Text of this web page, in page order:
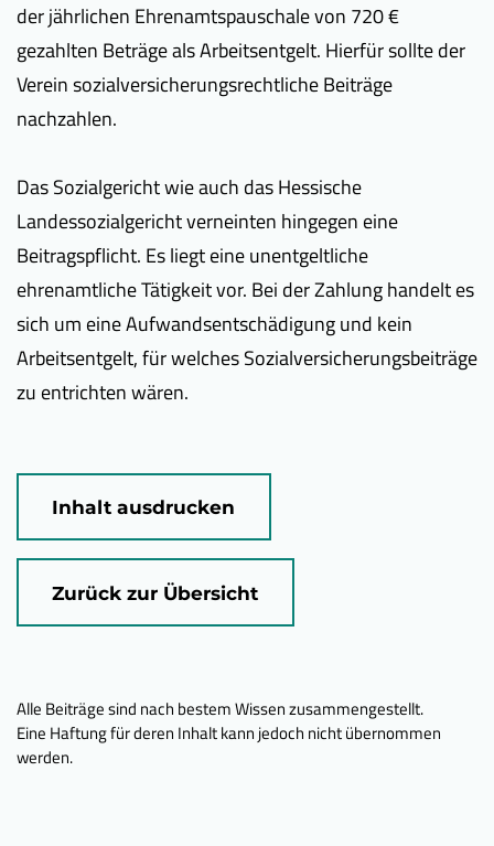
der jährlichen Ehrenamtspauschale von 720 €
gezahlten Beträge als Arbeitsentgelt. Hierfür sollte der
Verein sozialversicherungsrechtliche Beiträge
nachzahlen.
Das Sozialgericht wie auch das Hessische
Landessozialgericht verneinten hingegen eine
Beitragspflicht. Es liegt eine unentgeltliche
ehrenamtliche Tätigkeit vor. Bei der Zahlung handelt es
sich um eine Aufwandsentschädigung und kein
Arbeitsentgelt, für welches Sozialversicherungsbeiträge
zu entrichten wären.
Inhalt ausdrucken
Zurück zur Übersicht
Alle Beiträge sind nach bestem Wissen zusammengestellt.
Eine Haftung für deren Inhalt kann jedoch nicht übernommen
werden.